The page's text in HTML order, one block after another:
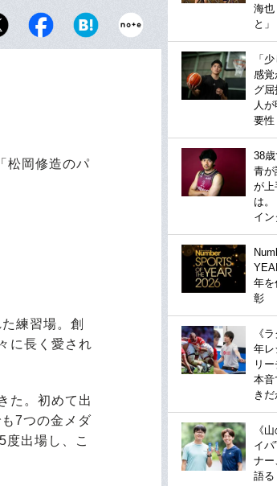
松岡修造のパ
練習場。創
に長く愛され
た。初めて出
7つの金メダ
出場し、こ
海也
と
「
感覚
グ
人
要性
38
青が
が上
は
イン
年を
彰
《
年レ
リ
本音
きだ
《
イパ
ナー
語る